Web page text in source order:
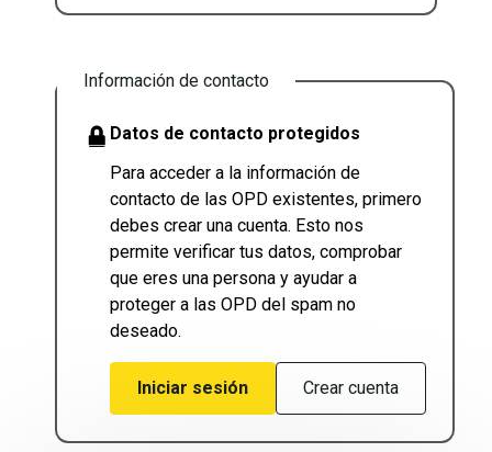
Información de contacto
Datos de contacto protegidos
Para acceder a la información de
contacto de las OPD existentes, primero
debes crear una cuenta. Esto nos
permite verificar tus datos, comprobar
que eres una persona y ayudar a
proteger a las OPD del spam no
deseado.
Iniciar sesión Crear cuenta